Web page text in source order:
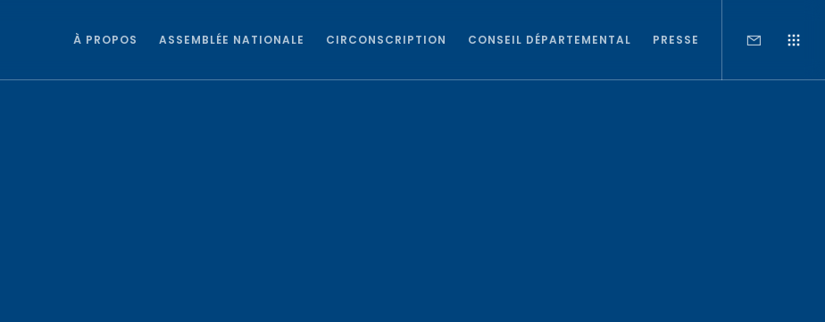
À PROPOS ASSEMBLÉE NATIONALE CIRCONSCRIPTION CONSEIL DÉPARTEMENTAL PRESSE